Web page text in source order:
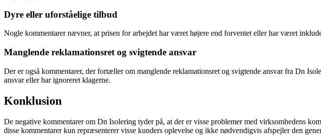
Dyre eller uforståelige tilbud
Nogle kommentarer nævner, at prisen for arbejdet har været højere end forventet eller har været
Manglende reklamationsret og svigtende ansvar
Der er også kommentarer, der fortæller om manglende reklamationsret og svigtende ansvar fra Dn
ansvar eller har ignoreret klagerne.
Konklusion
De negative kommentarer om Dn Isolering tyder på, at der er visse problemer med virksomhedens
disse kommentarer kun repræsenterer visse kunders oplevelse og ikke nødvendigvis afspejler den